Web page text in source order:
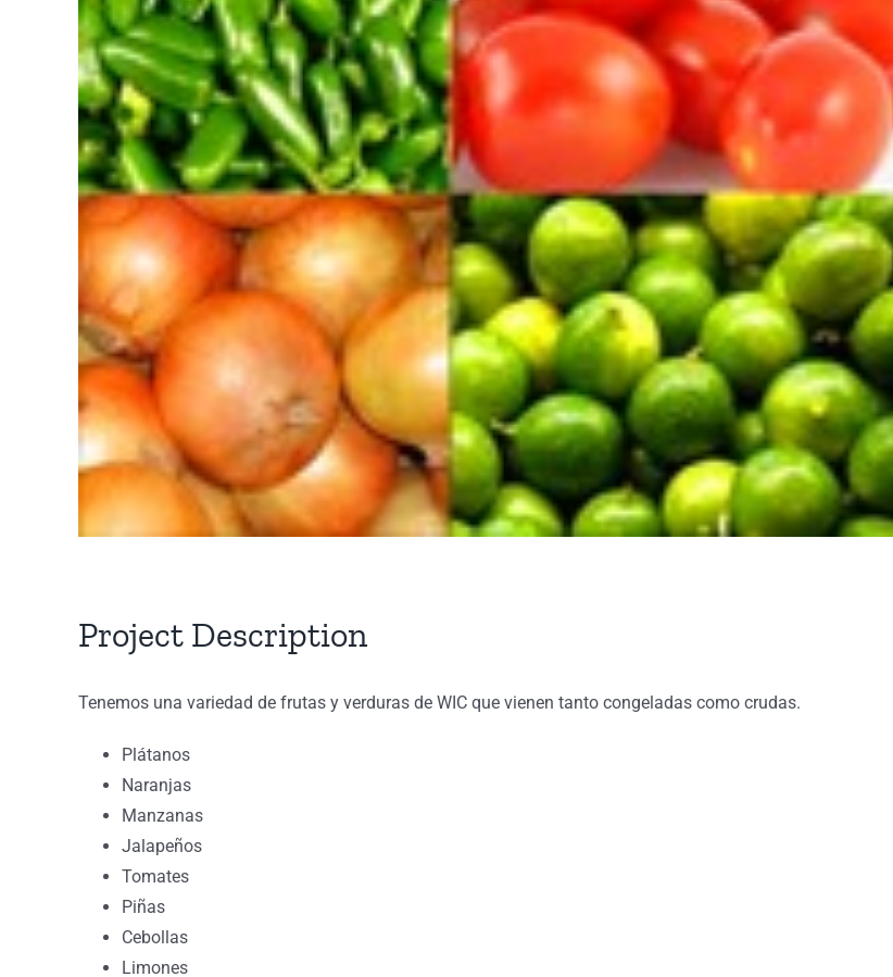
Project Description
Tenemos una variedad de frutas y verduras de WIC que vienen tanto congeladas como crudas.
Plátanos
Naranjas
Manzanas
Jalapeños
Tomates
Piñas
Cebollas
Limones